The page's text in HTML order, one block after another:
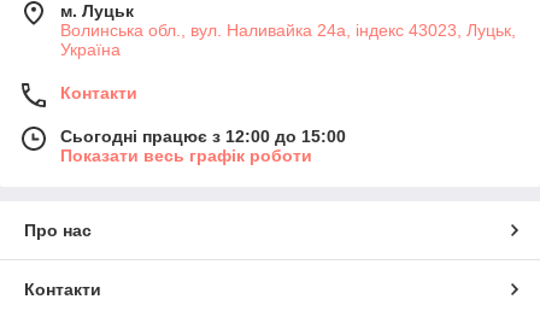
м. Луцьк
Волинська обл., вул. Наливайка 24а, індекс 43023, Луцьк,
Україна
Контакти
Сьогодні працює з 12:00 до 15:00
Показати весь графік роботи
Про нас
Контакти